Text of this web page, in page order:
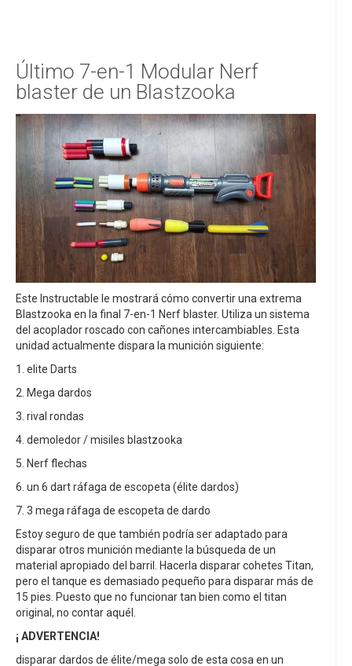
Último 7-en-1 Modular Nerf
blaster de un Blastzooka
Este Instructable le mostrará cómo convertir una extrema
Blastzooka en la final 7-en-1 Nerf blaster. Utiliza un sistema
del acoplador roscado con cañones intercambiables. Esta
unidad actualmente dispara la munición siguiente:
1. elite Darts
2. Mega dardos
3. rival rondas
4. demoledor / misiles blastzooka
5. Nerf flechas
6. un 6 dart ráfaga de escopeta (élite dardos)
7. 3 mega ráfaga de escopeta de dardo
Estoy seguro de que también podría ser adaptado para
disparar otros munición mediante la búsqueda de un
material apropiado del barril. Hacerla disparar cohetes Titan,
pero el tanque es demasiado pequeño para disparar más de
15 pies. Puesto que no funcionar tan bien como el titan
original, no contar aquél.
¡ ADVERTENCIA!
disparar dardos de élite/mega solo de esta cosa en un